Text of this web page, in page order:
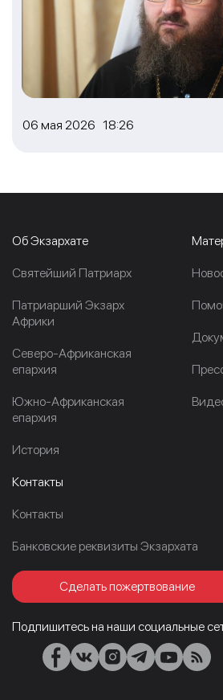
06 мая 2026 18:26
Об Экзархате
Cвятейший Патриарх
Патриарший Экзарх
Африки
Северо-Африканская
епархия
Южно-Африканская
епархия
История
Контакты
Контакты
Банковские реквизиты Экзархата
Сделать пожертвование
Подпишитесь на наши социальные